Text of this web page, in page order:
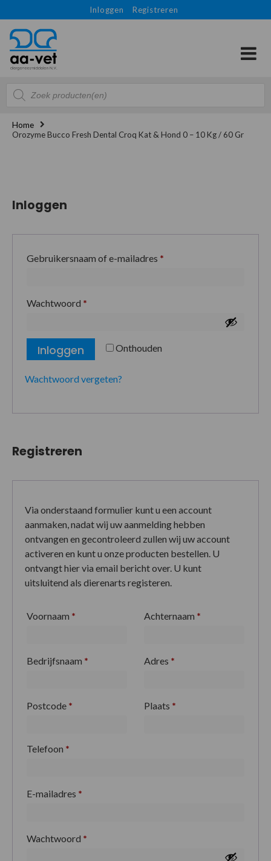
Inloggen Registreren
Producten
zoeken
Home
Orozyme Bucco Fresh Dental Croq Kat & Hond 0 – 10 Kg / 60 Gr
Inloggen
Gebruikersnaam of e-mailadres *
Wachtwoord *
Onthouden
Inloggen
Wachtwoord vergeten?
Registreren
Via onderstaand formulier kunt u een account
aanmaken, nadat wij uw aanmelding hebben
ontvangen en gecontroleerd zullen wij uw account
activeren en kunt u onze producten bestellen. U
ontvangt hier via email bericht over. U kunt
uitsluitend als dierenarts registeren.
Voornaam * Achternaam *
Bedrijfsnaam * Adres *
Postcode * Plaats *
Telefoon *
E-mailadres *
Wachtwoord *